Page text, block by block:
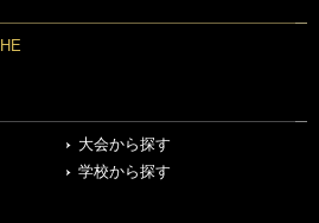
大会から探す
学校から探す